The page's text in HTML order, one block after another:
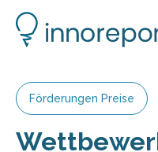
Förderungen Preise